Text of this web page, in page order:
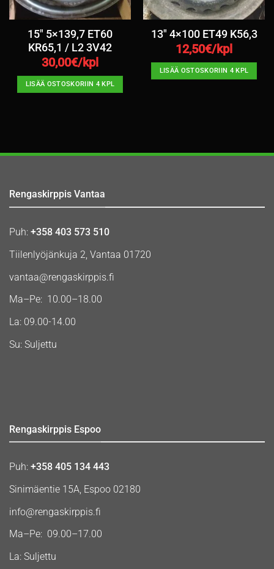
15″ 5×139,7 ET60
KR65,1 / L2 3V42
30,00€/kpl
LISÄÄ OSTOSKORIIN 4 KPL
13″ 4×100 ET49 K56,3
12,50€/kpl
LISÄÄ OSTOSKORIIN 4 KPL
Rengaskirppis Vantaa
Puh: +358 403 573 510
Tiilenlyöjänkuja 2, Vantaa 01720
vantaa@rengaskirppis.fi
Ma–Pe: 10.00–18.00
La: 09.00-14.00
Su: Suljettu
Rengaskirppis Espoo
Puh: +358 405 134 443
Sinimäentie 15A, Espoo 02180
info@rengaskirppis.fi
Ma–Pe: 09.00–17.00
La: Suljettu